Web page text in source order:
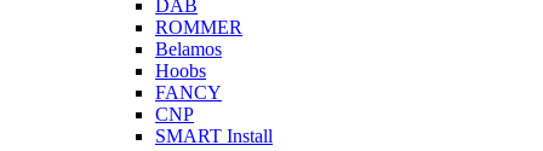
DAB
ROMMER
Belamos
Hoobs
FANCY
CNP
SMART Install